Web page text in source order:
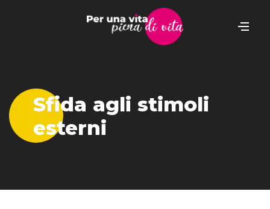
Sfida agli stimoli
esterni